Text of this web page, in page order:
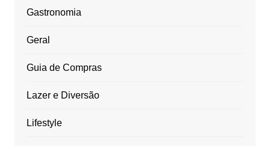
Gastronomia
Geral
Guia de Compras
Lazer e Diversão
Lifestyle